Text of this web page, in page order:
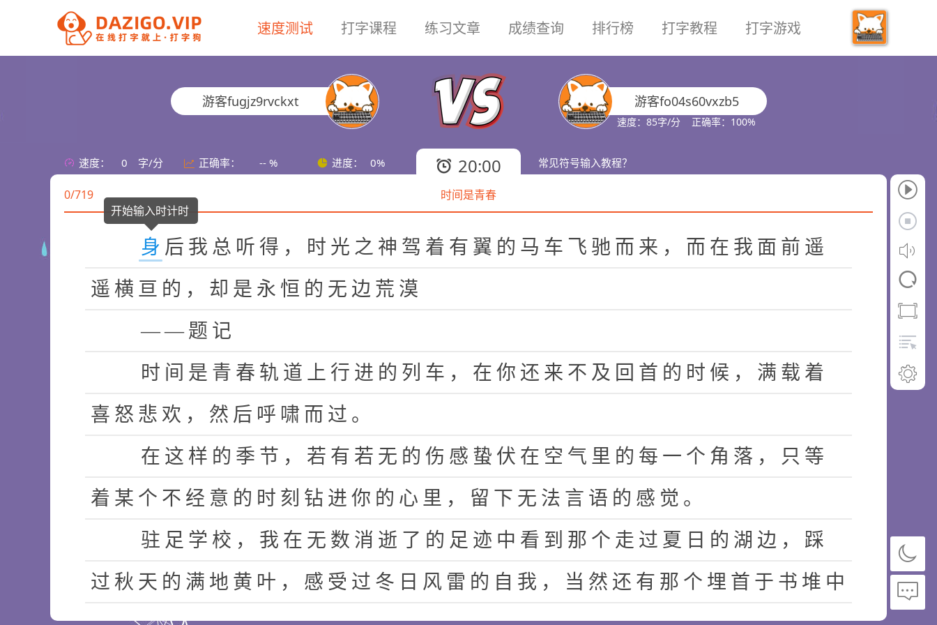
速度测试 打字课程 练习文章 成绩查询 排行榜 打字教程 打字游戏
20:00
游客fugjz9rvckxt 游客fo04s60vxzb5
速度：85字/分 正确率：100%
速度： 0 字/分 正确率： -- % 进度： 0% 常见符号输入教程？
开始输入时计时
0/719 时间是青春
身 后 我 总 听 得 ， 时 光 之 神 驾 着 有 翼 的 马 车 飞 驰 而 来 ， 而 在 我 面 前 遥
遥 横 亘 的 ， 却 是 永 恒 的 无 边 荒 漠
—— 题 记
时 间 是 青 春 轨 道 上 行 进 的 列 车 ， 在 你 还 来 不 及 回 首 的 时 候 ， 满 载 着
喜 怒 悲 欢 ， 然 后 呼 啸 而 过 。
在 这 样 的 季 节 ， 若 有 若 无 的 伤 感 蛰 伏 在 空 气 里 的 每 一 个 角 落 ， 只 等
着 某 个 不 经 意 的 时 刻 钻 进 你 的 心 里 ， 留 下 无 法 言 语 的 感 觉 。
驻 足 学 校 ， 我 在 无 数 消 逝 了 的 足 迹 中 看 到 那 个 走 过 夏 日 的 湖 边 ，
踩
过 秋 天 的 满 地 黄 叶 ， 感 受 过 冬 日 风 雷 的 自 我 ， 当 然 还 有 那 个 埋 首 于 书 堆 中